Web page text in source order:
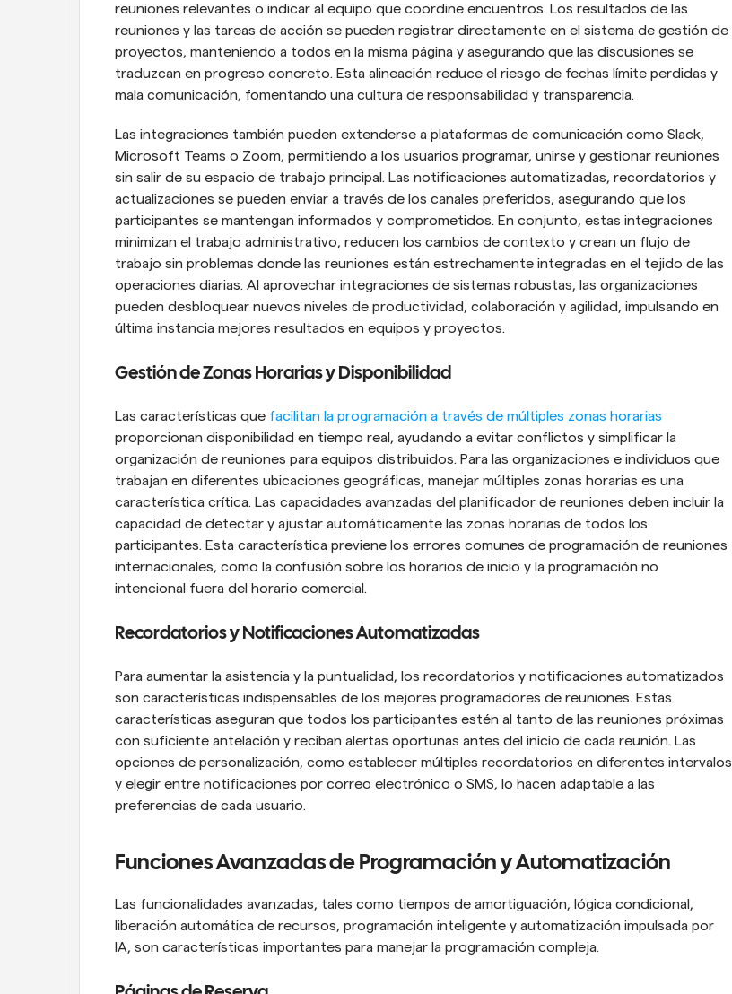
reuniones relevantes o indicar al equipo que coordine encuentros. Los resultados de las
reuniones y las tareas de acción se pueden registrar directamente en el sistema de gestión de
proyectos, manteniendo a todos en la misma página y asegurando que las discusiones se
traduzcan en progreso concreto. Esta alineación reduce el riesgo de fechas límite perdidas y
mala comunicación, fomentando una cultura de responsabilidad y transparencia.
Las integraciones también pueden extenderse a plataformas de comunicación como Slack,
Microsoft Teams o Zoom, permitiendo a los usuarios programar, unirse y gestionar reuniones
sin salir de su espacio de trabajo principal. Las notificaciones automatizadas, recordatorios y
actualizaciones se pueden enviar a través de los canales preferidos, asegurando que los
participantes se mantengan informados y comprometidos. En conjunto, estas integraciones
minimizan el trabajo administrativo, reducen los cambios de contexto y crean un flujo de
trabajo sin problemas donde las reuniones están estrechamente integradas en el tejido de las
operaciones diarias. Al aprovechar integraciones de sistemas robustas, las organizaciones
pueden desbloquear nuevos niveles de productividad, colaboración y agilidad, impulsando en
última instancia mejores resultados en equipos y proyectos.
Gestión de Zonas Horarias y Disponibilidad
Las características que facilitan la programación a través de múltiples zonas horarias
proporcionan disponibilidad en tiempo real, ayudando a evitar conflictos y simplificar la
organización de reuniones para equipos distribuidos. Para las organizaciones e individuos que
trabajan en diferentes ubicaciones geográficas, manejar múltiples zonas horarias es una
característica crítica. Las capacidades avanzadas del planificador de reuniones deben incluir la
capacidad de detectar y ajustar automáticamente las zonas horarias de todos los
participantes. Esta característica previene los errores comunes de programación de reuniones
internacionales, como la confusión sobre los horarios de inicio y la programación no
intencional fuera del horario comercial.
Recordatorios y Notificaciones Automatizadas
Para aumentar la asistencia y la puntualidad, los recordatorios y notificaciones automatizados
son características indispensables de los mejores programadores de reuniones. Estas
características aseguran que todos los participantes estén al tanto de las reuniones próximas
con suficiente antelación y reciban alertas oportunas antes del inicio de cada reunión. Las
opciones de personalización, como establecer múltiples recordatorios en diferentes intervalos
y elegir entre notificaciones por correo electrónico o SMS, lo hacen adaptable a las
preferencias de cada usuario.
Funciones Avanzadas de Programación y Automatización
Las funcionalidades avanzadas, tales como tiempos de amortiguación, lógica condicional,
liberación automática de recursos, programación inteligente y automatización impulsada por
IA, son características importantes para manejar la programación compleja.